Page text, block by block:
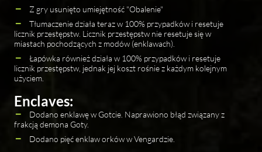
Z gry usunięto umiejętność "Obalenie"
Tłumaczenie działa teraz w 100% przypadków i resetuje
licznik przestępstw. Licznik przestępstw nie resetuje się w
miastach pochodzących z modów (enklawach).
Łapówka również działa w 100% przypadków i resetuje
licznik przestępstw, jednak jej koszt rośnie z każdym kolejnym
użyciem.
Enclaves:
Dodano enklawę w Gotcie. Naprawiono błąd związany z
frakcją demona Goty.
Dodano pięć enklaw orków w Vengardzie.